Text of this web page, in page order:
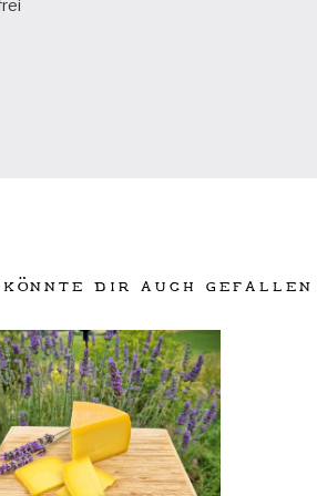
könnte dir auch